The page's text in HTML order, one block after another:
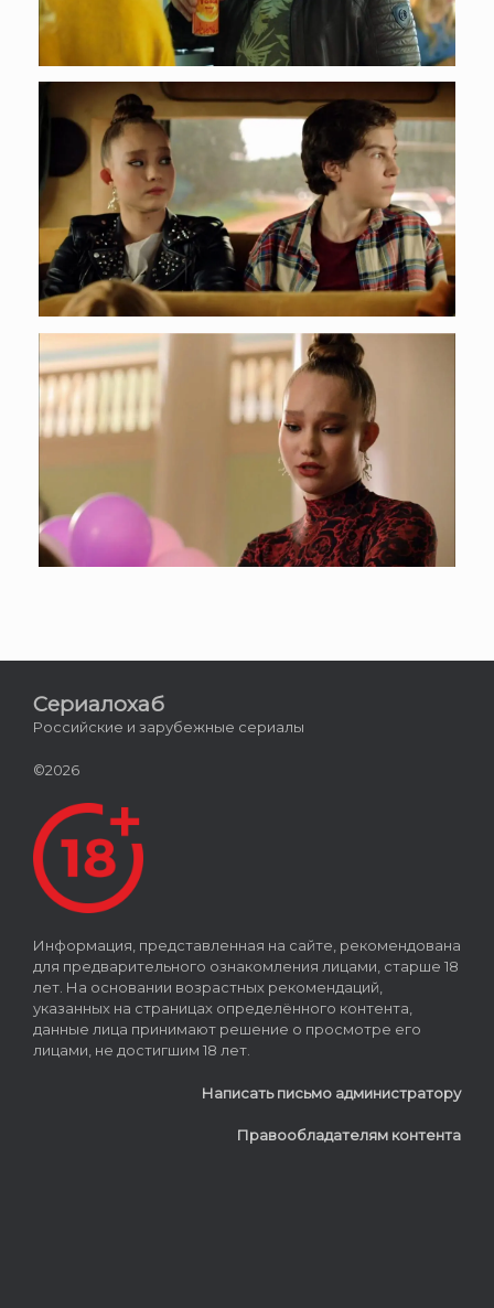
Сериалохаб
Российские и зарубежные сериалы
©2026
Информация, представленная на сайте, рекомендована
для предварительного ознакомления лицами, старше 18
лет. На основании возрастных рекомендаций,
указанных на страницах определённого контента,
данные лица принимают решение о просмотре его
лицами, не достигшим 18 лет.
Написать письмо администратору
Правообладателям контента